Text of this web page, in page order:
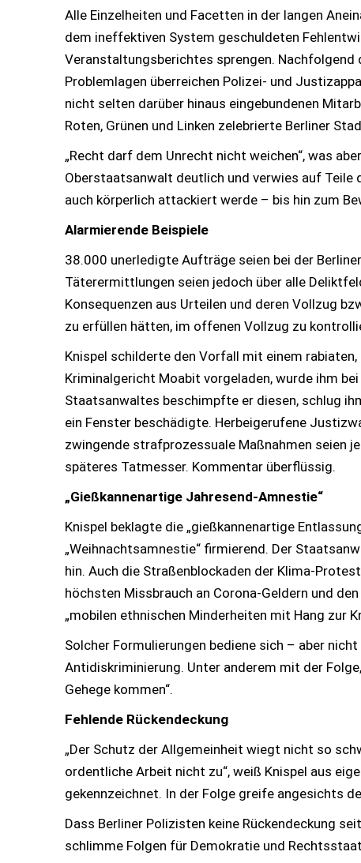
Alle Einzelheiten und Facetten in der langen
dem ineffektiven System geschuldeten
Veranstaltungsberichtes sprengen. Nachfolgend
Problemlagen überreichen Polizei- und
nicht selten darüber hinaus eingebundenen
Roten, Grünen und Linken zelebrierte Berliner
„Recht darf dem Unrecht nicht weichen“, was
Oberstaatsanwalt deutlich und verwies auf Teile
auch körperlich attackiert werde – bis hin zum
Alarmierende Beispiele
38.000 unerledigte Aufträge seien bei der
Täterermittlungen seien jedoch über alle
Konsequenzen aus Urteilen und deren Vollzug
zu erfüllen hätten, im offenen Vollzug zu
Knispel schilderte den Vorfall mit einem
Kriminalgericht Moabit vorgeladen, wurde ihm
Staatsanwaltes beschimpfte er diesen, schlug
ein Fenster beschädigte. Herbeigerufene
zwingende strafprozessuale Maßnahmen seien
späteres Tatmesser. Kommentar überflüssig.
„Gießkannenartige Jahresend-Amnestie“
Knispel beklagte die „gießkannenartige
„Weihnachtsamnestie“ firmierend. Der
hin. Auch die Straßenblockaden der Klima-
höchsten Missbrauch an Corona-Geldern und
„mobilen ethnischen Minderheiten mit Hang zur
Solcher Formulierungen bediene sich – aber
Antidiskriminierung. Unter anderem mit der
Gehege kommen“.
Fehlende Rückendeckung
„Der Schutz der Allgemeinheit wiegt nicht so
ordentliche Arbeit nicht zu“, weiß Knispel aus
gekennzeichnet. In der Folge greife angesichts
Dass Berliner Polizisten keine Rückendeckung
schlimme Folgen für Demokratie und